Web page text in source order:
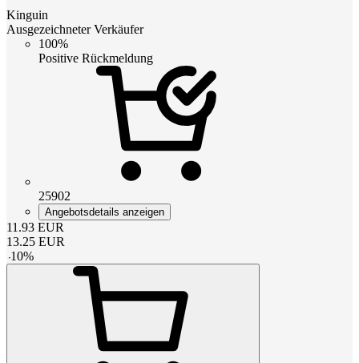
Kinguin
Ausgezeichneter Verkäufer
100%
Positive Rückmeldung
25902
Angebotsdetails anzeigen
11.93 EUR
13.25 EUR
-10%